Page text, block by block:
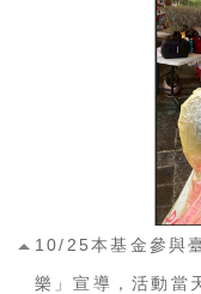
10/25本基金參與
樂」宣導，活動當